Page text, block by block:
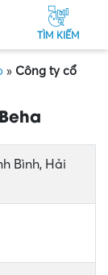
TÌM KIẾM
» Công ty cổ
Bình, Hải